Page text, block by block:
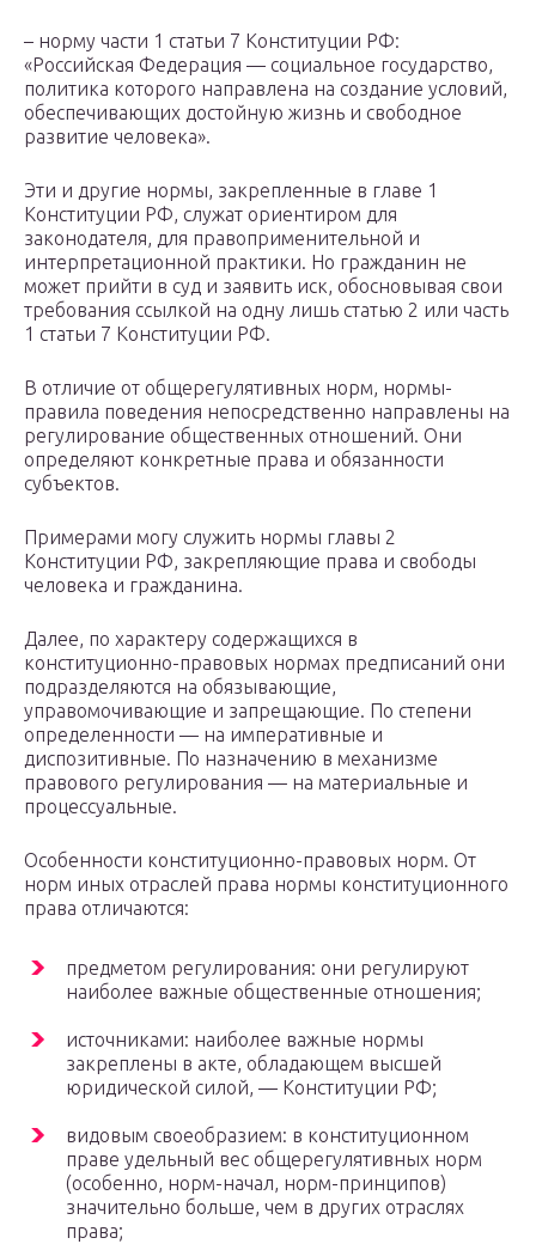
– норму части 1 статьи 7 Конституции РФ:
«Российская Федерация — социальное государство,
политика которого направлена на создание условий,
обеспечивающих достойную жизнь и свободное
развитие человека».
Эти и другие нормы, закрепленные в главе 1
Конституции РФ, служат ориентиром для
законодателя, для правоприменительной и
интерпретационной практики. Но гражданин не
может прийти в суд и заявить иск, обосновывая свои
требования ссылкой на одну лишь статью 2 или часть
1 статьи 7 Конституции РФ.
В отличие от общерегулятивных норм, нормы-
правила поведения непосредственно направлены на
регулирование общественных отношений. Они
определяют конкретные права и обязанности
субъектов.
Примерами могу служить нормы главы 2
Конституции РФ, закрепляющие права и свободы
человека и гражданина.
Далее, по характеру содержащихся в
конституционно-правовых нормах предписаний они
подразделяются на обязывающие,
управомочивающие и запрещающие. По степени
определенности — на императивные и
диспозитивные. По назначению в механизме
правового регулирования — на материальные и
процессуальные.
Особенности конституционно-правовых норм. От
норм иных отраслей права нормы конституционного
права отличаются:
предметом регулирования: они регулируют
наиболее важные общественные отношения;
источниками: наиболее важные нормы
закреплены в акте, обладающем высшей
юридической силой, — Конституции РФ;
видовым своеобразием: в конституционном
праве удельный вес общерегулятивных норм
(особенно, норм-начал, норм-принципов)
значительно больше, чем в других отраслях
права;